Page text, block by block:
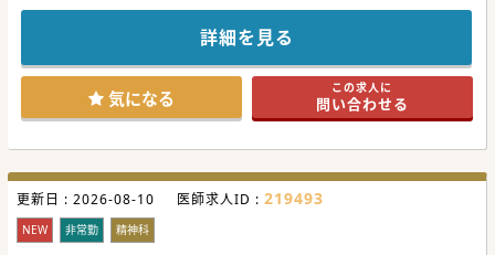
24時間365日体制で自宅療養をされる方のために訪問診療
を行っている診療所です。
法人全体で地域医療に力を入れております。
詳細を見る
気になる この求人に
問い合わせる
更新日 : 2026-08-10 医師求人ID : 219493
NEW 非常勤 精神科